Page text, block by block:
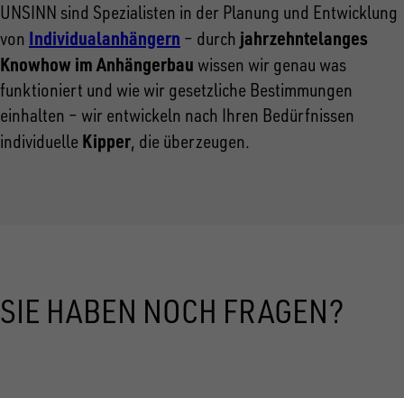
UNSINN sind Spezialisten in der Planung und Entwicklung
von Individualanhängern – durch jahrzehntelanges
Knowhow im Anhängerbau wissen wir genau was
funktioniert und wie wir gesetzliche Bestimmungen
einhalten – wir entwickeln nach Ihren Bedürfnissen
individuelle Kipper, die überzeugen.
SIE HABEN NOCH FRAGEN?